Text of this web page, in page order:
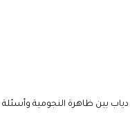
بين ظاهرة النجومية وأسئلة